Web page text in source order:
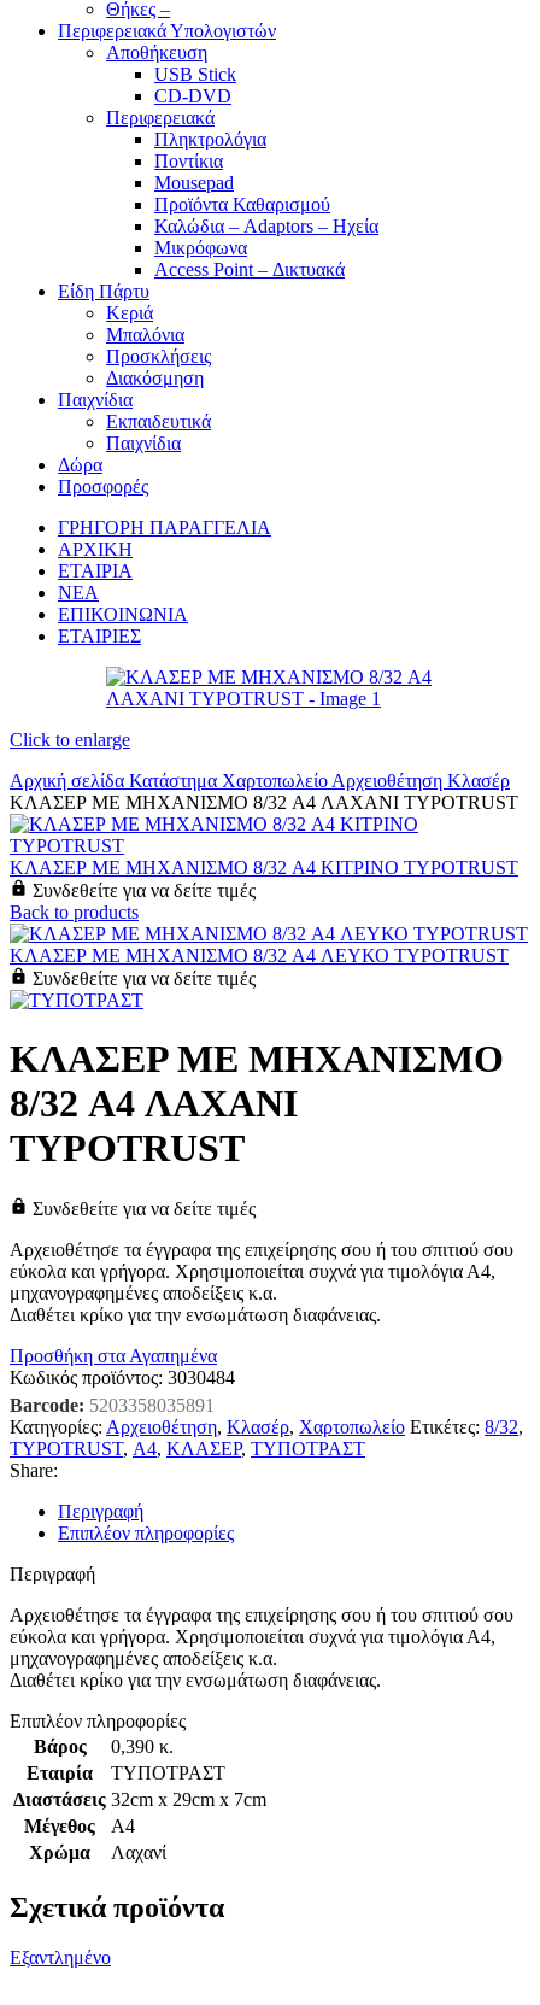
Θήκες –
Περιφερειακά Υπολογιστών
Αποθήκευση
USB Stick
CD-DVD
Περιφερειακά
Πληκτρολόγια
Ποντίκια
Mousepad
Προϊόντα Καθαρισμού
Καλώδια – Adaptors – Ηχεία
Μικρόφωνα
Access Point – Δικτυακά
Είδη Πάρτυ
Κεριά
Μπαλόνια
Προσκλήσεις
Διακόσμηση
Παιχνίδια
Εκπαιδευτικά
Παιχνίδια
Δώρα
Προσφορές
ΓΡΗΓΟΡΗ ΠΑΡΑΓΓΕΛΙΑ
ΑΡΧΙΚΗ
ΕΤΑΙΡΙΑ
ΝΕΑ
ΕΠΙΚΟΙΝΩΝΙΑ
ΕΤΑΙΡΙΕΣ
Click to enlarge
Αρχική σελίδα Κατάστημα Χαρτοπωλείο Αρχειοθέτηση Κλασέρ
ΚΛΑΣΕΡ ΜΕ ΜΗΧΑΝΙΣΜΟ 8/32 A4 ΛΑΧΑΝΙ TYPOTRUST
ΚΛΑΣΕΡ ΜΕ ΜΗΧΑΝΙΣΜΟ 8/32 A4 ΚΙΤΡΙΝΟ TYPOTRUST
Συνδεθείτε για να δείτε τιμές
Back to products
ΚΛΑΣΕΡ ΜΕ ΜΗΧΑΝΙΣΜΟ 8/32 A4 ΛΕΥΚΟ TYPOTRUST
Συνδεθείτε για να δείτε τιμές
ΚΛΑΣΕΡ ΜΕ ΜΗΧΑΝΙΣΜΟ
8/32 A4 ΛΑΧΑΝΙ
TYPOTRUST
Συνδεθείτε για να δείτε τιμές
Αρχειοθέτησε τα έγγραφα της επιχείρησης σου ή του σπιτιού σου
εύκολα και γρήγορα. Χρησιμοποιείται συχνά για τιμολόγια Α4,
μηχανογραφημένες αποδείξεις κ.α.
Διαθέτει κρίκο για την ενσωμάτωση διαφάνειας.
Προσθήκη στα Αγαπημένα
Κωδικός προϊόντος: 3030484
Barcode: 5203358035891
Κατηγορίες: Αρχειοθέτηση, Κλασέρ, Χαρτοπωλείο Ετικέτες: 8/32,
TYPOTRUST, Α4, ΚΛΑΣΕΡ, ΤΥΠΟΤΡΑΣΤ
Share:
Περιγραφή
Επιπλέον πληροφορίες
Περιγραφή
Αρχειοθέτησε τα έγγραφα της επιχείρησης σου ή του σπιτιού σου
εύκολα και γρήγορα. Χρησιμοποιείται συχνά για τιμολόγια Α4,
μηχανογραφημένες αποδείξεις κ.α.
Διαθέτει κρίκο για την ενσωμάτωση διαφάνειας.
Επιπλέον πληροφορίες
Βάρος
0,390 κ.
Εταιρία
ΤΥΠΟΤΡΑΣΤ
Διαστάσεις 32cm x 29cm x 7cm
Μέγεθος
A4
Χρώμα
Λαχανί
Σχετικά προϊόντα
Εξαντλημένο